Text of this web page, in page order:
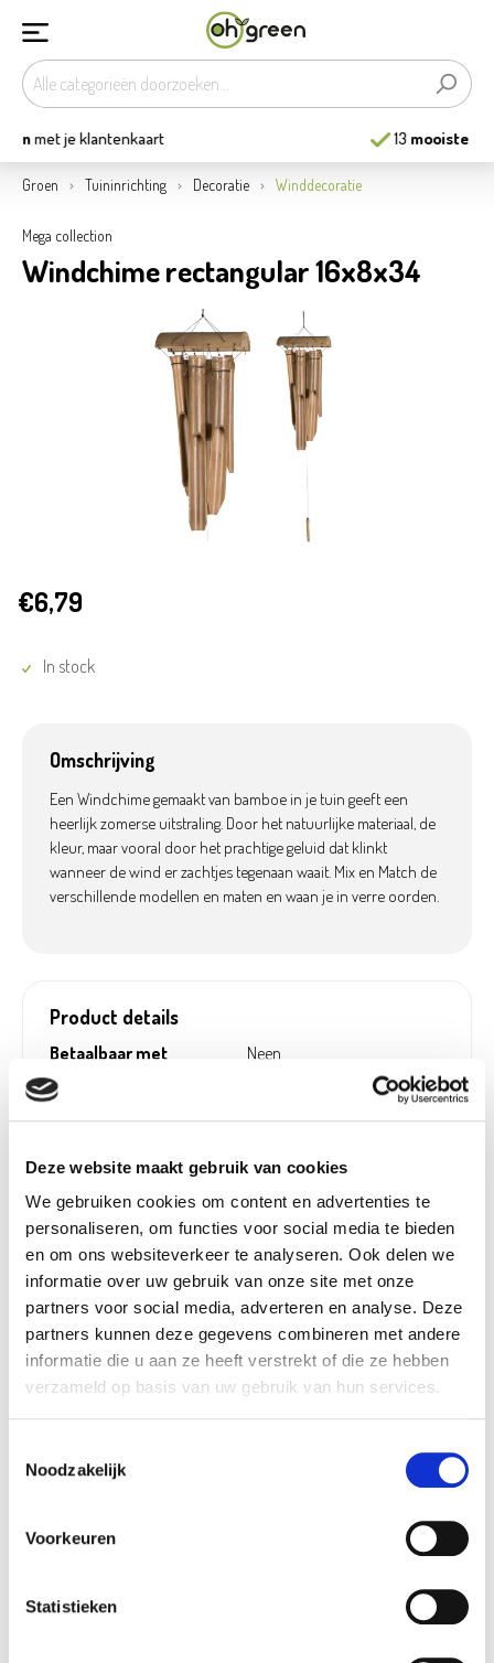
Deze website maakt gebruik van cookies
We gebruiken cookies om content en advertenties te
personaliseren, om functies voor social media te bieden
en om ons websiteverkeer te analyseren. Ook delen we
informatie over uw gebruik van onze site met onze
partners voor social media, adverteren en analyse. Deze
partners kunnen deze gegevens combineren met andere
informatie die u aan ze heeft verstrekt of die ze hebben
verzameld op basis van uw gebruik van hun services.
Noodzakelijk
Voorkeuren
Statistieken
13 van België
Groen Tuininrichting Decoratie Winddecoratie
Mega collection
Windchime rectangular 16x8x34
€6,79
In stock
Omschrijving
Een Windchime gemaakt van bamboe in je tuin geeft een
heerlijk zomerse uitstraling. Door het natuurlijke materiaal, de
kleur, maar vooral door het prachtige geluid dat klinkt
wanneer de wind er zachtjes tegenaan waait. Mix en Match de
verschillende modellen en maten en waan je in verre oorden.
Product details
Betaalbaar met
Neen
Gewicht:
Breedte (cm):
8 cm
Lengte (cm):
16 cm
Diameter (cm):
22,62 cm
Artikel nummer:
1035358
Verantwoordelijk marktdeelnemer in de EU
Olen